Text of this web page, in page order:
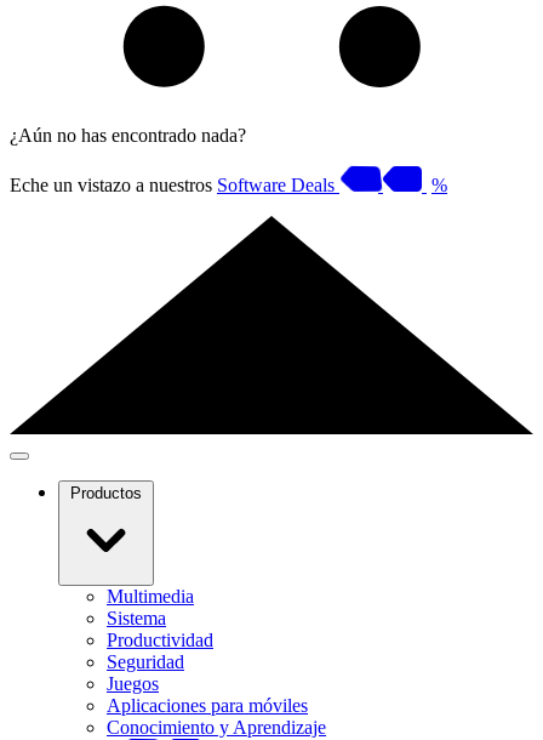
¿Aún no has encontrado nada?
Eche un vistazo a nuestros Software Deals %
Productos
Multimedia
Sistema
Productividad
Seguridad
Juegos
Aplicaciones para móviles
Conocimiento y Aprendizaje